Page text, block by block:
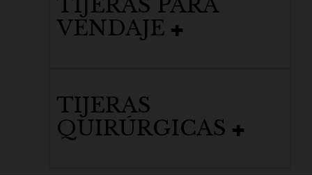
TIJERAS PARA
VENDAJE
TIJERAS
QUIRÚRGICAS